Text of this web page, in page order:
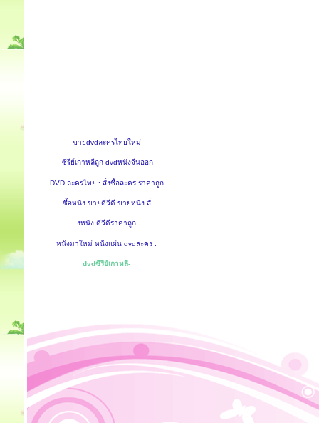
ขายdvdละครไทยใหม่
-ซีรีย์เกาหลีถูก dvdหนังจีนออก
DVD ละครไทย : สั่งซื้อละคร ราคาถูก
ซื้อหนัง ขายดีวีดี ขายหนัง สั่
งหนัง ดีวีดีราคาถูก
หนังมาใหม่ หนังแผ่น dvdละคร .
dvdซีรีย์เกาหลี-